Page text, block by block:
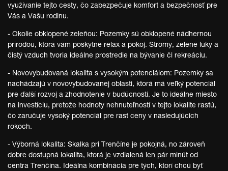
využívanie tejto cesty, čo zabezpečuje komfort a bezpečnosť pre
Vás a Vašu rodinu.
- Okolie obklopené zeleňou: Pozemky sú obklopené nádhernou
prírodou, ktorá vám poskytne relax a pokoj. Stromy, zelené lúky a
čistý vzduch tvoria ideálne prostredie na bývanie či rekreáciu.
- Novovybudovaná lokalita s vysokým potenciálom: Pozemky sa
nachádzajú v novovybudovanej oblasti, ktorá má veľký potenciál
pre ďalší rozvoj a zhodnotenie v budúcnosti. Je to ideálne miesto
na investíciu, pretože hodnoty nehnuteľností v tejto lokalite rastú,
čo zaručuje vysoký potenciál pre rast ceny v nasledujúcich
rokoch.
- Výborná lokalita: Skalka pri Trenčíne je pokojná, no zároveň
dobre dostupná lokalita, ktorá je vzdialená len pár minút od
centra Trenčína. Ideálna kombinácia pre tých, ktorí chcú byť